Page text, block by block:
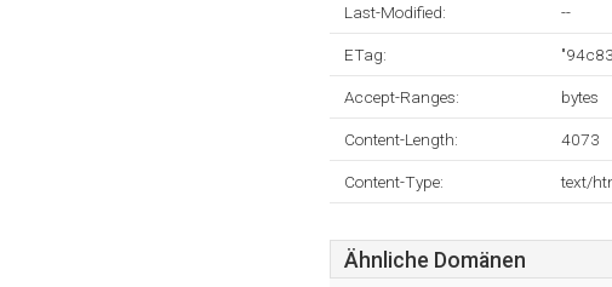
Last-Modified: --
ETag:
Accept-Ranges: bytes
Content-Length: 4073
Content-Type: text/
Ähnliche Domänen